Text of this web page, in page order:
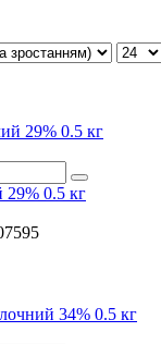
29% 0.5 кг